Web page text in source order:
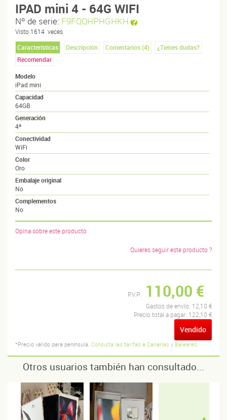
IPAD mini 4 - 64G WIFI
Nº de serie: F9FQQHPHGHKH
Visto 1614 veces
Características
Descripción Comentarios (4)
¿Tienes dudas?
Recomendar
Modelo
iPad mini
Capacidad
64GB
Generación
4ª
Conectividad
WiFi
Color
Oro
Embalaje original
No
Complementos
No
Opina sobre este producto
Quieres seguir este producto ?
P.V.P: 110,00 €
Gastos de envío: 12,10 €
Precio total a pagar: 122,10 €
Vendido
*Precio válido para península. Consulta las tarifas a Canarias y Baleares.
Otros usuarios también han consultado...